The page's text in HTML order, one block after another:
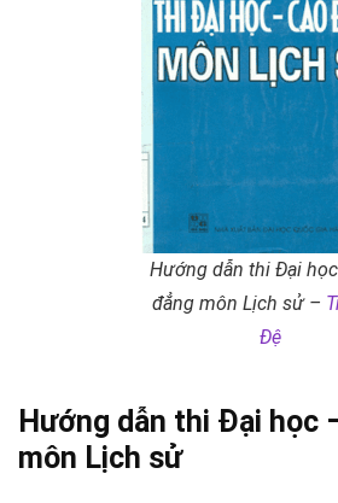
Hướng dẫn thi Đại
đẳng môn Lịch sử –
Đệ
Hướng dẫn thi Đại học
môn Lịch sử